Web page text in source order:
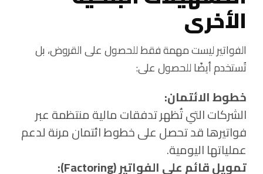
الأخرى
الفواتير ليست مهمة فقط للحصول على القروض، بل
تُستخدم أيضًا للحصول على:
خطوط الائتمان:
الشركات التي تُظهر تدفقات مالية منتظمة عبر
فواتيرها قد تحصل على خطوط ائتمان مرنة لدعم
عملياتها اليومية.
تمويل قائم على الفواتير (Factoring):